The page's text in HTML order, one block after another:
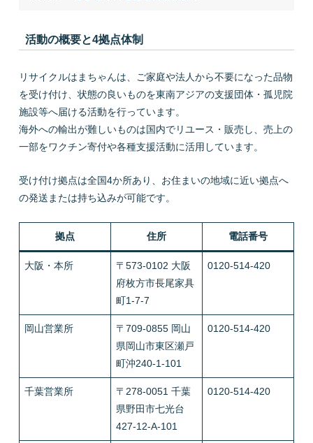
活動の概要と4拠点体制
リサイクルはまちゃんは、ご家庭や法人から不要になった品物
を受け付け、状態の良いものを東南アジアの支援団体・孤児院
施設等へ届ける活動を行っています。
海外への輸出が難しいものは国内でリユース・販売し、売上の
一部をワクチン寄付や各種支援活動に活用しています。
受け付け拠点は全国4か所あり、お住まいの地域に近い拠点へ
の発送または持ち込みが可能です。
拠点 住所 電話番号
大阪・本所
〒573-0102 大阪
府枚方市長尾家具
町1-7-7
0120-514-420
岡山営業所
〒709-0855 岡山
県岡山市東区瀬戸
町沖240-1-101
0120-514-420
千葉営業所
〒278-0051 千葉
県野田市七光台
427-12-A-101
0120-514-420